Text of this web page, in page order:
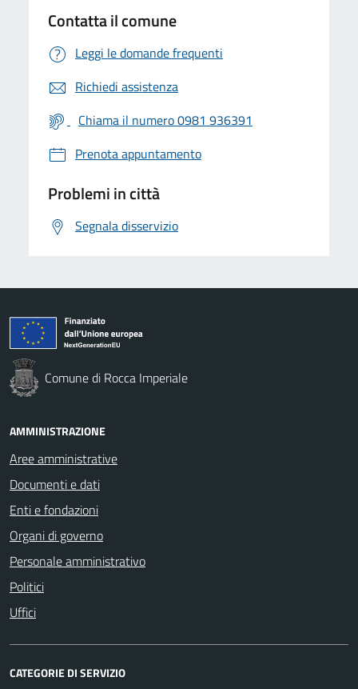
Contatta il comune
Leggi le domande frequenti
Richiedi assistenza
Chiama il numero 0981 936391
Prenota appuntamento
Problemi in città
Segnala disservizio
Comune di Rocca Imperiale
AMMINISTRAZIONE
Aree amministrative
Documenti e dati
Enti e fondazioni
Organi di governo
Personale amministrativo
Politici
Uffici
CATEGORIE DI SERVIZIO